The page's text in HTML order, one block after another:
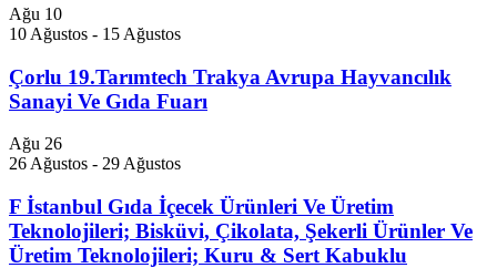
Ağu 10
10 Ağustos - 15 Ağustos
Çorlu 19.Tarımtech Trakya Avrupa Hayvancılık
Sanayi Ve Gıda Fuarı
Ağu 26
26 Ağustos - 29 Ağustos
F İstanbul Gıda İçecek Ürünleri Ve Üretim
Teknolojileri; Bisküvi, Çikolata, Şekerli Ürünler Ve
Üretim Teknolojileri; Kuru & Sert Kabuklu